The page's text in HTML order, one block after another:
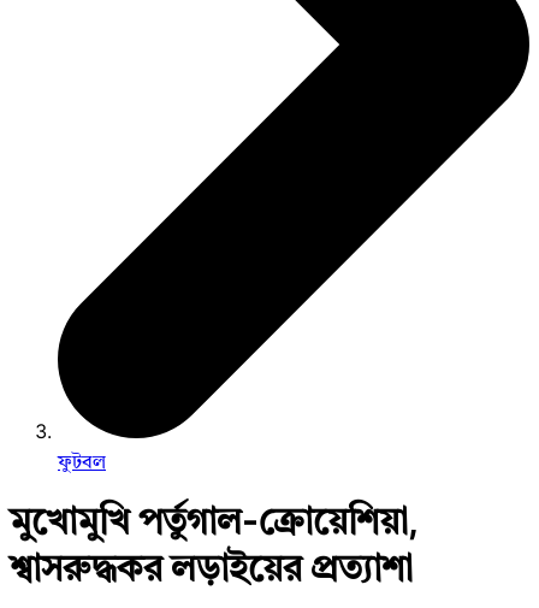
ফুটবল
মুখোমুখি পর্তুগাল-ক্রোয়েশিয়া,
শ্বাসরুদ্ধকর লড়াইয়ের প্রত্যাশা